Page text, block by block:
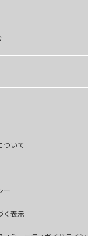
ついて
ー
く表示